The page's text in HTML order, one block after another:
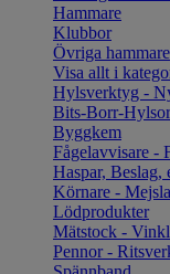
Hammare
Klubbor
Övriga hammare
Visa allt i
Hylsverktyg -
Bits-Borr-Hylsor
Byggkem
Fågelavvisare -
Haspar, Beslag,
Körnare -
Lödprodukter
Mätstock -
Pennor -